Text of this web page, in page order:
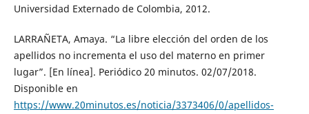
Universidad Externado de Colombia, 2012.
LARRAÑETA, Amaya. “La libre elección del orden de los
apellidos no incrementa el uso del materno en primer
lugar”. [En línea]. Periódico 20 minutos. 02/07/2018.
Disponible en
https://www.20minutos.es/noticia/3373406/0/apellidos-